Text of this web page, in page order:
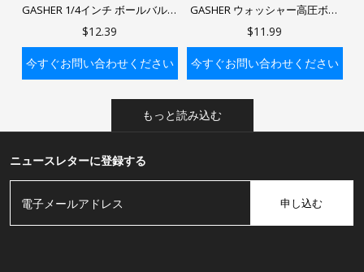
GASHER 1/4インチ ボールバルブ
304ステンレススチール ミニシ
オス工業用エアプラグ付き
$12.39
今すぐお問い合わせください
GASHER ウォッシャー高圧ボー
ルバルブキット、3/8インチクイ
ワーウォッシャーホース用）
$11.99
今すぐお問い合わせください
もっと読み込む
ニュースレターに登録する
申し込む